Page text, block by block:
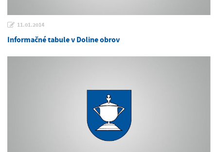
11.01.2014
Informačné tabule v Doline obrov